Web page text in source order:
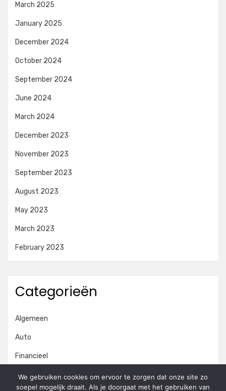
March 2025
January 2025
December 2024
October 2024
September 2024
June 2024
March 2024
December 2023
November 2023
September 2023
August 2023
May 2023
March 2023
February 2023
Categorieën
Algemeen
Auto
Financieel
Marketing
We gebruiken cookies om ervoor te zorgen dat onze site zo
soepel mogelijk draait. Als je doorgaat met het gebruiken van